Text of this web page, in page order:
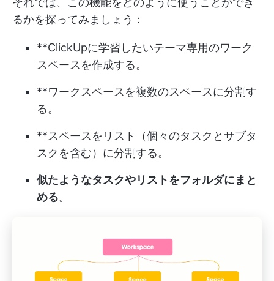
るかを探ってみましょう：
**ClickUpに学習したいテーマ専用のワーク
スペースを作成する。
**ワークスペースを複数のスペースに分割す
る。
**スペースをリスト（個々のタスクとサブタ
スクを含む）に分割する。
似たようなタスクやリストをフォルダにまと
める。